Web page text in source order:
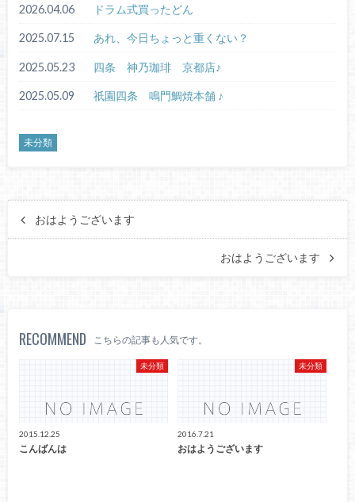
2026.04.06 ドラム式買ったどん
2025.07.15 あれ、今日ちょっと重くない？
2025.05.23 四条 神乃珈琲 京都店♪
2025.05.09 祇園四条 鳴門鯛焼本舗 ♪
未分類
おはようございます
おはようございます
RECOMMEND こちらの記事も人気です。
未分類
2015.12.25
こんばんは
未分類
2016.7.21
おはようございます